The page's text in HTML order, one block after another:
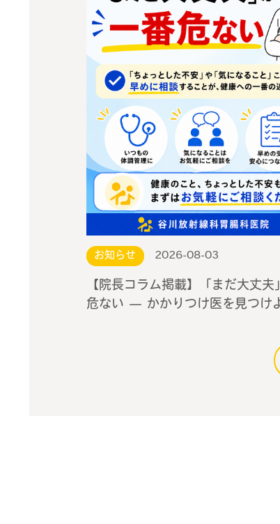
お知らせ 2026-08-03
【院長コラム掲載】「まだ大丈夫
危ない — かかりつけ医を見つけ